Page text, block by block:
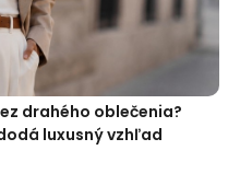
drahého oblečenia?
luxusný vzhľad